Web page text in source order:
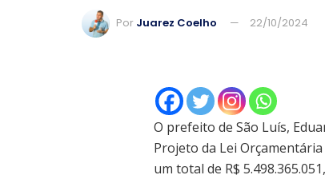
Por Juarez Coelho 22/10/2024
O prefeito de São Luís,
Projeto da Lei
um total de R$